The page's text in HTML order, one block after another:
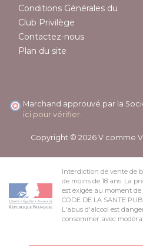
Conditions Générales du
Club Privilège
Contactez-nous
Plan du site
Marchand approuvé par la
ici pour vérifier
Copyright © 2026 V comme
Interdiction de vente de
de moins de 18 ans. La
est exigée au moment
CODE DE LA SANTE
L'abus d'alcool est
consommer avec